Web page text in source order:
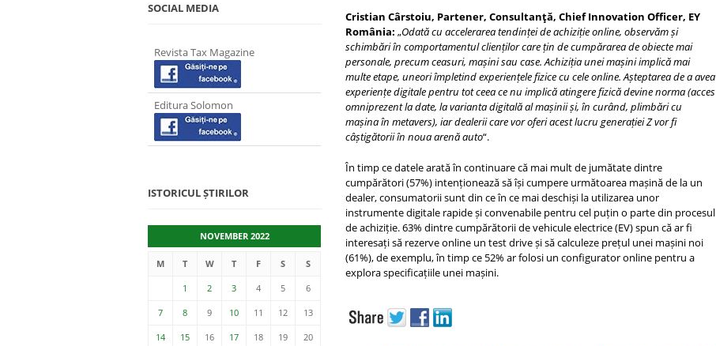
Cristian Cârstoiu, Partener, Consultanţă, Chief Innovation Officer, EY
România: „Odată cu accelerarea tendinței de achiziție online, observăm și
schimbări în comportamentul clienților care țin de cumpărarea de obiecte mai
personale, precum ceasuri, mașini sau case. Achiziția unei mașini implică mai
multe etape, uneori împletind experiențele fizice cu cele online. Așteptarea de a avea
experiențe digitale pentru tot ceea ce nu implică atingere fizică devine norma (acces
omniprezent la date, la varianta digitală al mașinii și, în curând, plimbări cu
mașina în metavers), iar dealerii care vor oferi acest lucru generației Z vor fi
câștigătorii în noua arenă auto“.
În timp ce datele arată în continuare că mai mult de jumătate dintre
cumpărători (57%) intenționează să își cumpere următoarea mașină de la un
dealer, consumatorii sunt din ce în ce mai deschiși la utilizarea unor
instrumente digitale rapide și convenabile pentru cel puțin o parte din procesul
de achiziție. 63% dintre cumpărătorii de vehicule electrice (EV) spun că ar fi
interesați să rezerve online un test drive și să calculeze prețul unei mașini noi
(61%), de exemplu, în timp ce 52% ar folosi un configurator online pentru a
explora specificațiile unei mașini.
SOCIAL MEDIA
Revista Tax Magazine
Editura Solomon
ISTORICUL ȘTIRILOR
NOVEMBER 2022
M T W T F S S
1 2 3 4 5 6
7 8 9 10 11 12 13
14 15 16 17 18 19 20